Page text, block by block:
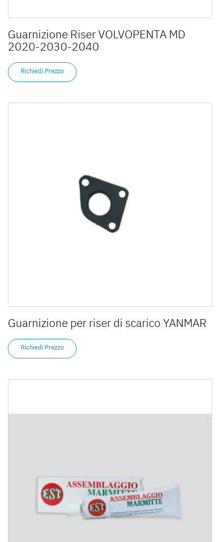
Guarnizione Riser VOLVOPENTA MD
2020-2030-2040
Richiedi Prezzo
Guarnizione per riser di scarico YANMAR
Richiedi Prezzo